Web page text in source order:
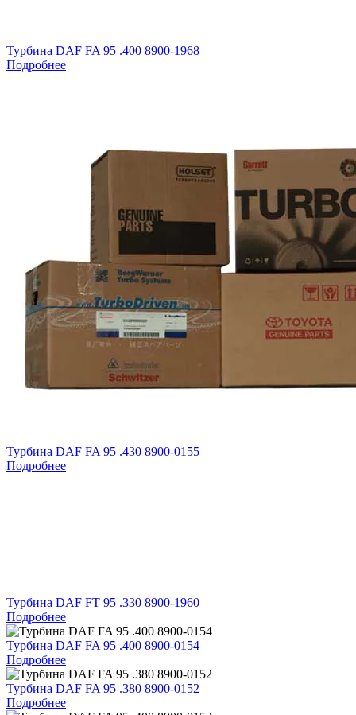
Турбина DAF FA 95 .400 8900-1968
Подробнее
Турбина DAF FA 95 .430 8900-0155
Подробнее
Турбина DAF FT 95 .330 8900-1960
Подробнее
Турбина DAF FA 95 .400 8900-0154
Подробнее
Турбина DAF FA 95 .380 8900-0152
Подробнее